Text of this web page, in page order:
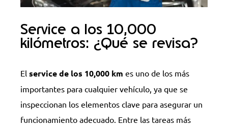
Service a los 10,000
kilómetros: ¿Qué se revisa?
El service de los 10,000 km es uno de los más
importantes para cualquier vehículo, ya que se
inspeccionan los elementos clave para asegurar un
funcionamiento adecuado. Entre las tareas más